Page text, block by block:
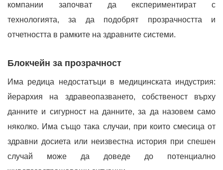
компании започват да експериментират с
технологията, за да подобрят прозрачността и
отчетността в рамките на здравните системи.
Блокчейн за прозрачност
Има редица недостатъци в медицинската индустрия:
йерархия на здравеопазването, собственост върху
данните и сигурност на данните, за да назовем само
няколко. Има също така случаи, при които смесица от
здравни досиета или неизвестна история при спешен
случай може да доведе до потенциално